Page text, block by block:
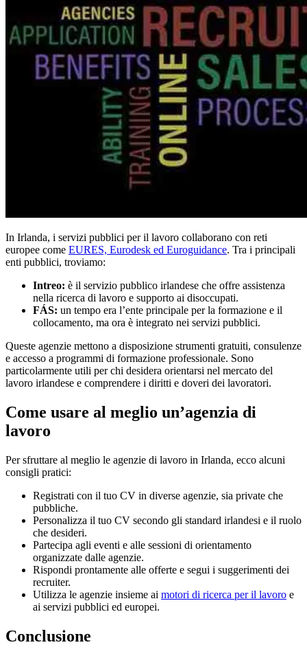
In Irlanda, i servizi pubblici per il lavoro collaborano con reti
europee come EURES, Eurodesk ed Euroguidance. Tra i principali
enti pubblici, troviamo:
Intreo: è il servizio pubblico irlandese che offre assistenza
nella ricerca di lavoro e supporto ai disoccupati.
FÁS: un tempo era l’ente principale per la formazione e il
collocamento, ma ora è integrato nei servizi pubblici.
Queste agenzie mettono a disposizione strumenti gratuiti, consulenze
e accesso a programmi di formazione professionale. Sono
particolarmente utili per chi desidera orientarsi nel mercato del
lavoro irlandese e comprendere i diritti e doveri dei lavoratori.
Come usare al meglio un’agenzia di
lavoro
Per sfruttare al meglio le agenzie di lavoro in Irlanda, ecco alcuni
consigli pratici:
Registrati con il tuo CV in diverse agenzie, sia private che
pubbliche.
Personalizza il tuo CV secondo gli standard irlandesi e il ruolo
che desideri.
Partecipa agli eventi e alle sessioni di orientamento
organizzate dalle agenzie.
Rispondi prontamente alle offerte e segui i suggerimenti dei
recruiter.
Utilizza le agenzie insieme ai motori di ricerca per il lavoro e
ai servizi pubblici ed europei.
Conclusione